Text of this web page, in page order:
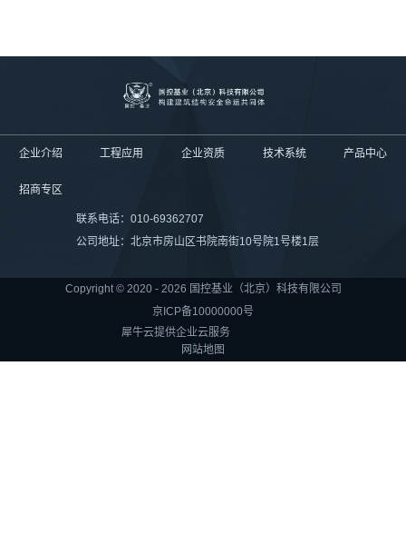
企业介绍 工程应用 企业资质 技术系统 产品中心
招商专区
联系电话：010-69362707
公司地址：北京市房山区书院南街10号院1号楼1层
Copyright © 2020 - 2026 国控基业（北京）科技有限公司
京ICP备10000000号
犀牛云提供企业云服务
网站地图